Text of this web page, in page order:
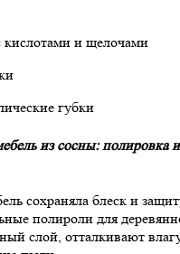
и щелочами
губки
из сосны: полировка и
сохраняла блеск и
полироли для
слой, отталкивают